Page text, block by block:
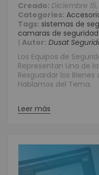
Creado: Diciembre
Categories:
Tags: sistemas de
camaras de seguridad
| Autor: Dusat
Los Equipos de
Representan Una de
Resguardar los
Hablamos del Tema.
Leer más